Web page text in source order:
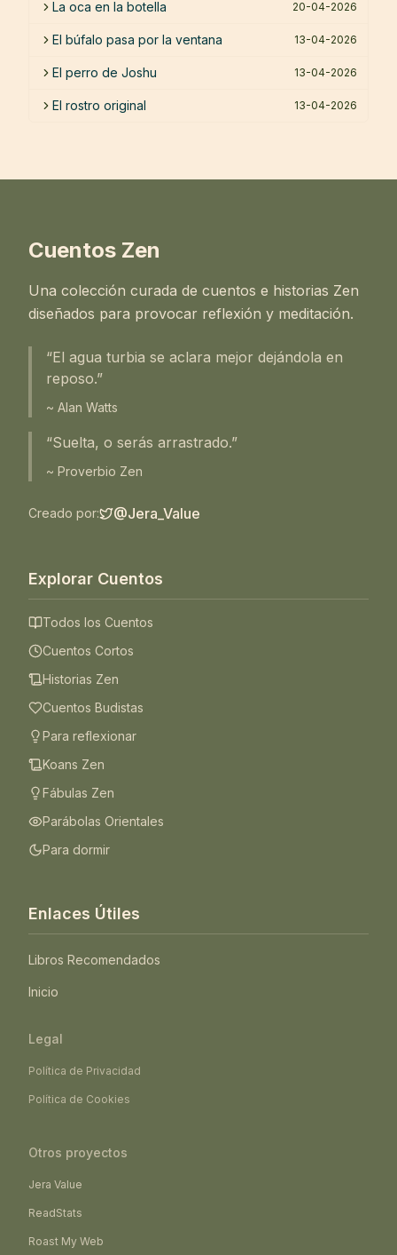
La oca en la botella 20-04-2026
El búfalo pasa por la ventana 13-04-2026
El perro de Joshu 13-04-2026
El rostro original 13-04-2026
Cuentos Zen
Una colección curada de cuentos e historias Zen
diseñados para provocar reflexión y meditación.
“El agua turbia se aclara mejor dejándola en
reposo.”
~ Alan Watts
“Suelta, o serás arrastrado.”
~ Proverbio Zen
Creado por: @Jera_Value
Explorar Cuentos
Todos los Cuentos
Cuentos Cortos
Historias Zen
Cuentos Budistas
Para reflexionar
Koans Zen
Fábulas Zen
Parábolas Orientales
Para dormir
Enlaces Útiles
Libros Recomendados
Inicio
Legal
Política de Privacidad
Política de Cookies
Otros proyectos
Jera Value
ReadStats
Roast My Web